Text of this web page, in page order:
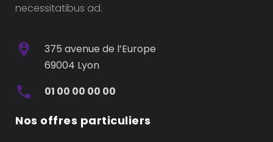
necessitatibus ad.
375 avenue de l’Europe
69004 Lyon
01 00 00 00 00
Nos offres particuliers